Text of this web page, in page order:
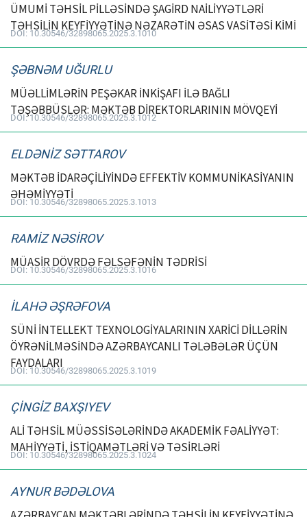
ÜMUMİ TƏHSİL PİLLƏSİNDƏ ŞAGİRD NAİLİYYƏTLƏRİ
TƏHSİLİN KEYFİYYƏTİNƏ NƏZARƏTİN ƏSAS VASİTƏSİ KİMİ
DOI: 10.30546/32898065.2025.3.1010
ŞƏBNƏM UĞURLU
MÜƏLLİMLƏRİN PEŞƏKAR İNKİŞAFI İLƏ BAĞLI
TƏŞƏBBÜSLƏR: MƏKTƏB DİREKTORLARININ MÖVQEYİ
DOI: 10.30546/32898065.2025.3.1012
ELDƏNİZ SƏTTAROV
MƏKTƏB İDARƏÇİLİYİNDƏ EFFEKTİV KOMMUNİKASİYANIN
ƏHƏMİYYƏTİ
DOI: 10.30546/32898065.2025.3.1013
RAMİZ NƏSİROV
MÜASİR DÖVRDƏ FƏLSƏFƏNİN TƏDRİSİ
DOI: 10.30546/32898065.2025.3.1016
İLAHƏ ƏŞRƏFOVA
SÜNİ İNTELLEKT TEXNOLOGİYALARININ XARİCİ DİLLƏRİN
ÖYRƏNİLMƏSİNDƏ AZƏRBAYCANLI TƏLƏBƏLƏR ÜÇÜN
FAYDALARI
DOI: 10.30546/32898065.2025.3.1019
ÇİNGİZ BAXŞIYEV
ALİ TƏHSİL MÜƏSSİSƏLƏRİNDƏ AKADEMİK FƏALİYYƏT:
MAHİYYƏTİ, İSTİQAMƏTLƏRİ VƏ TƏSİRLƏRİ
DOI: 10.30546/32898065.2025.3.1024
AYNUR BƏDƏLOVA